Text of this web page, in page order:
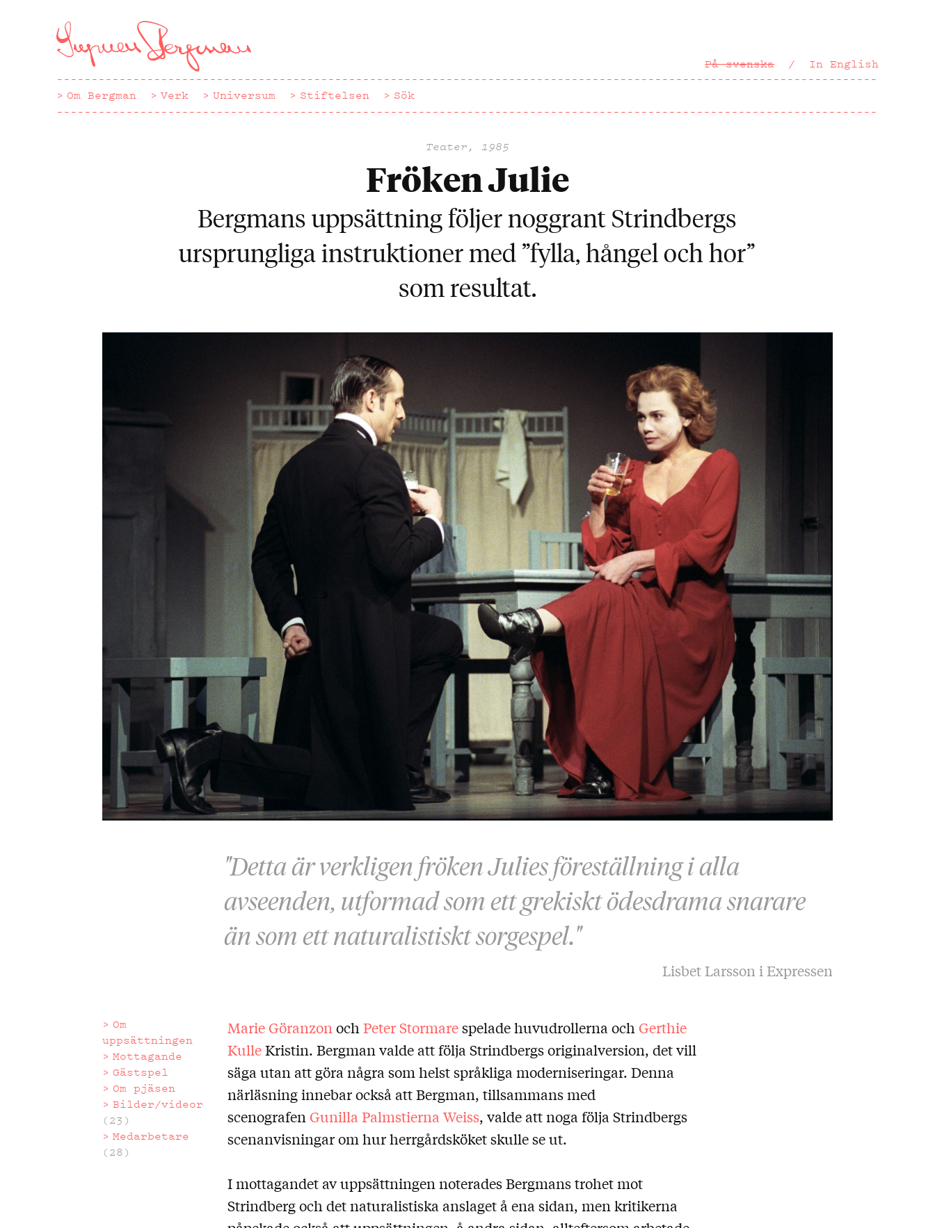
huvudinnehåll
På svenska
In English
Om Bergman Verk Universum Stiftelsen Sök
Teater, 1985
Fröken Julie
Bergmans uppsättning följer noggrant Strindbergs
ursprungliga instruktioner med ”fylla, hångel och hor”
som resultat.
"Detta är verkligen fröken Julies föreställning i alla
avseenden, utformad som ett grekiskt ödesdrama snarare
än som ett naturalistiskt sorgespel."
Lisbet Larsson i Expressen
Om
uppsättningen
Mottagande
Gästspel
Om pjäsen
Bilder/videor
(23)
Medarbetare
(28)
Om
uppsättningen
Marie Göranzon och Peter Stormarespelade huvudrollerna och Gerthie
KulleKristin. Bergman valde att följa Strindbergs originalversion, det vill
säga utan att göra några som helst språkliga moderniseringar. Denna
närläsning innebar också att Bergman, tillsammans med
scenografen Gunilla Palmstierna Weiss, valde att noga följa Strindbergs
scenanvisningar om hur herrgårdsköket skulle se ut.
I mottagandet av uppsättningen noterades Bergmans trohet mot
Strindberg och det naturalistiska anslaget å ena sidan, men kritikerna